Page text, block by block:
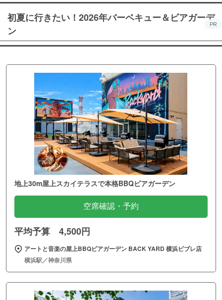
初夏に行きたい！2026年バーベキュー＆ビアガーデ
ン
PR
地上30m屋上スカイテラスで本格BBQビアガーデン
空席確認・予約
平均予算 4,500円
アートと音楽の屋上BBQビアガーデン BACK YARD 横浜ビブレ店
横浜駅／神奈川県